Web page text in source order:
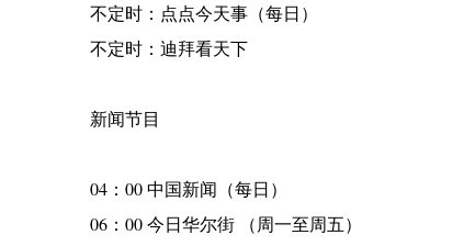
不定时：点点今天事（每日）
不定时：迪拜看天下
新闻节目
04：00 中国新闻（每日）
06：00 今日华尔街 （周一至周五）